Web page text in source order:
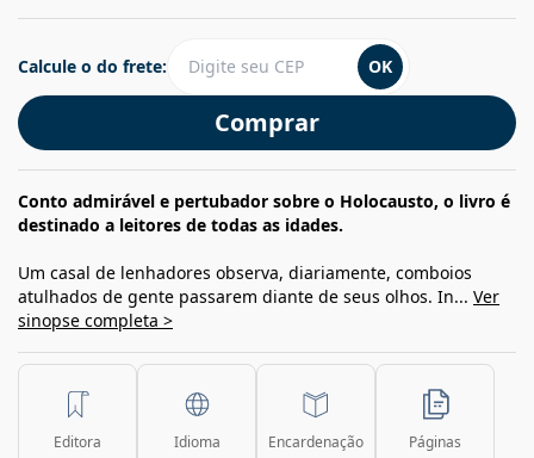
Comprar
Calcule o do frete: OK
Conto admirável e pertubador sobre o Holocausto, o livro é
destinado a leitores de todas as idades.
Um casal de lenhadores observa, diariamente, comboios
atulhados de gente passarem diante de seus olhos. In... Ver
sinopse completa >
Editora Idioma Encardenação Páginas